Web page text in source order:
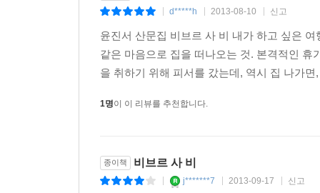
d*****h 2013-08-10 신고
윤진서 산문집 비브르 사 비 내가 하고 싶은
같은 마음으로 집을 떠나오는 것. 본격적인
을 취하기 위해 피서를 갔는데, 역시 집 나가
1명이 이 리뷰를 추천합니다.
종이책 비브르 사 비
j*******7 2013-09-17 신고